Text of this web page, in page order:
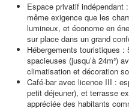
Espace privatif indépendant
même exigence que les
lumineux, et économe en
sur place dans un grand
Hébergements touristiques :
spacieuses (jusqu’à 24m²)
climatisation et décoration
Café-bar avec licence III :
petit déjeuner), et terrasse
appréciée des habitants